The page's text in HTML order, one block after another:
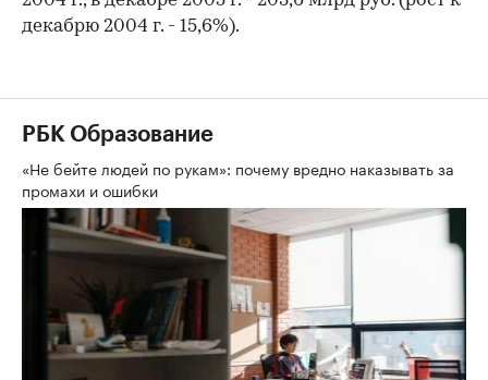
декабрю 2004 г. - 15,6%).
РБК Образование
«Не бейте людей по рукам»: почему вредно наказывать за
промахи и ошибки